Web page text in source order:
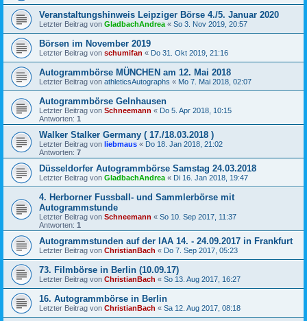
Veranstaltungshinweis Leipziger Börse 4./5. Januar 2020
Letzter Beitrag von GladbachAndrea « So 3. Nov 2019, 20:57
Börsen im November 2019
Letzter Beitrag von schumifan « Do 31. Okt 2019, 21:16
Autogrammbörse MÜNCHEN am 12. Mai 2018
Letzter Beitrag von athleticsAutographs « Mo 7. Mai 2018, 02:07
Autogrammbörse Gelnhausen
Letzter Beitrag von Schneemann « Do 5. Apr 2018, 10:15
Antworten: 1
Walker Stalker Germany ( 17./18.03.2018 )
Letzter Beitrag von liebmaus « Do 18. Jan 2018, 21:02
Antworten: 7
Düsseldorfer Autogrammbörse Samstag 24.03.2018
Letzter Beitrag von GladbachAndrea « Di 16. Jan 2018, 19:47
4. Herborner Fussball- und Sammlerbörse mit
Autogrammstunde
Letzter Beitrag von Schneemann « So 10. Sep 2017, 11:37
Antworten: 1
Autogrammstunden auf der IAA 14. - 24.09.2017 in Frankfurt
Letzter Beitrag von ChristianBach « Do 7. Sep 2017, 05:23
73. Filmbörse in Berlin (10.09.17)
Letzter Beitrag von ChristianBach « So 13. Aug 2017, 16:27
16. Autogrammbörse in Berlin
Letzter Beitrag von ChristianBach « Sa 12. Aug 2017, 08:18